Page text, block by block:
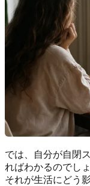
では、自分が自閉
ればわかるのでし
それが生活にどう